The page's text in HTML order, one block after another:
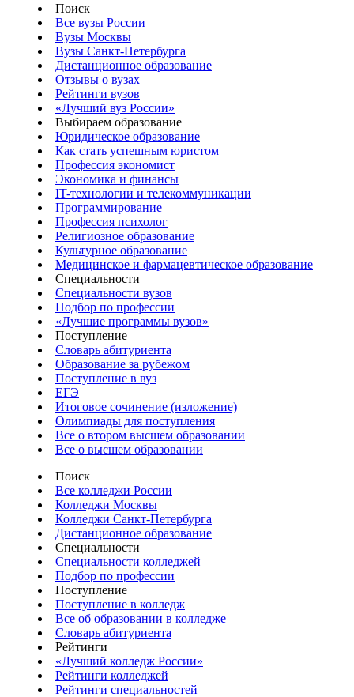
Поиск
Все вузы России
Вузы Москвы
Вузы Санкт-Петербурга
Дистанционное образование
Отзывы о вузах
Рейтинги вузов
«Лучший вуз России»
Выбираем образование
Юридическое образование
Как стать успешным юристом
Профессия экономист
Экономика и финансы
IT-технологии и телекоммуникации
Программирование
Профессия психолог
Религиозное образование
Культурное образование
Медицинское и фармацевтическое образование
Специальности
Специальности вузов
Подбор по профессии
«Лучшие программы вузов»
Поступление
Словарь абитуриента
Образование за рубежом
Поступление в вуз
ЕГЭ
Итоговое сочинение (изложение)
Олимпиады для поступления
Все о втором высшем образовании
Все о высшем образовании
Поиск
Все колледжи России
Колледжи Москвы
Колледжи Санкт-Петербурга
Дистанционное образование
Специальности
Специальности колледжей
Подбор по профессии
Поступление
Поступление в колледж
Все об образовании в колледже
Словарь абитуриента
Рейтинги
«Лучший колледж России»
Рейтинги колледжей
Рейтинги специальностей